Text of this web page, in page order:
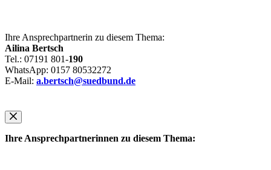
Ihre Ansprechpartnerin zu diesem Thema:
Ailina Bertsch
Tel.: 07191 801-190
WhatsApp: 0157 80532272
E-Mail: a.bertsch@suedbund.de
Ihre Ansprechpartnerinnen zu diesem Thema: